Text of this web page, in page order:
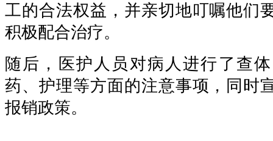
工的合法权益，并亲切地叮嘱他们
积极配合治疗。
随后，医护人员对病人进行了查
药、护理等方面的注意事项，同时
报销政策。